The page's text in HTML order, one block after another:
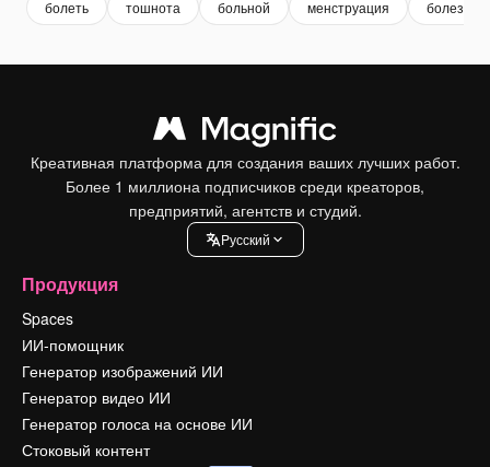
болеть тошнота больной менструация болезнь
Креативная платформа для создания ваших лучших работ.
Более 1 миллиона подписчиков среди креаторов,
предприятий, агентств и студий.
Pусский
Продукция
Spaces
ИИ-помощник
Генератор изображений ИИ
Генератор видео ИИ
Генератор голоса на основе ИИ
Стоковый контент